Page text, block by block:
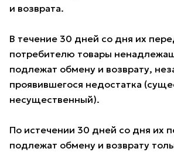
и возврата.
В течение 30 дней со дня их
потребителю товары
подлежат обмену и возврату,
проявившегося недостатка
несущественный).
По истечении 30 дней со дня их
подлежат обмену и возврату